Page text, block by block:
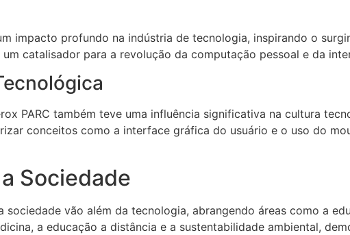
impacto profundo na indústria de tecnologia, inspirando o
catalisador para a revolução da computação pessoal e da
PARC também teve uma influência significativa na cultura
conceitos como a interface gráfica do usuário e o uso do
Sociedade
sociedade vão além da tecnologia, abrangendo áreas como a
a educação a distância e a sustentabilidade ambiental,